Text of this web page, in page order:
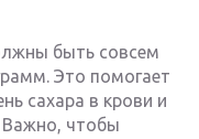
быть совсем
Это помогает
сахара в крови и
Важно, чтобы